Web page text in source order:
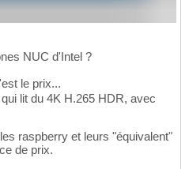
NUC d'Intel ?
le prix...
qui lit du 4K H.265 HDR, avec
raspberry et leurs "équivalent"
de prix.